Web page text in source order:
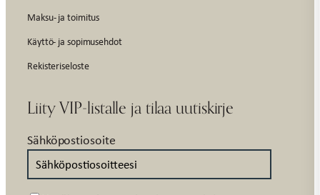
Maksu- ja toimitus
Käyttö- ja sopimusehdot
Rekisteriseloste
Liity VIP-listalle ja tilaa uutiskirje
Sähköpostiosoite